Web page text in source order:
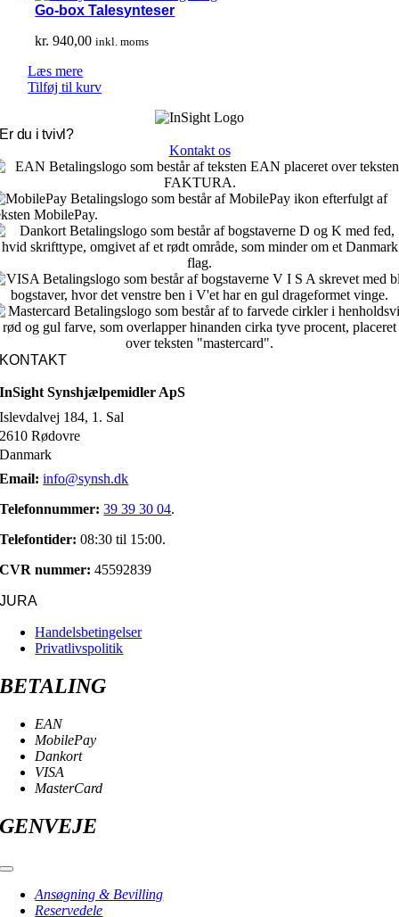
Go-box Talesynteser
kr. 940,00 inkl. moms
Læs mere
Tilføj til kurv
Er du i tvivl?
Kontakt os
KONTAKT
InSight Synshjælpemidler ApS
Islevdalvej 184, 1. Sal
2610 Rødovre
Danmark
Email: info@synsh.dk
Telefonnummer: 39 39 30 04.
Telefontider: 08:30 til 15:00.
CVR nummer: 45592839
JURA
Handelsbetingelser
Privatlivspolitik
BETALING
EAN
MobilePay
Dankort
VISA
MasterCard
GENVEJE
Toggle
NavigationAnsøgning & Bevilling
Reservedele